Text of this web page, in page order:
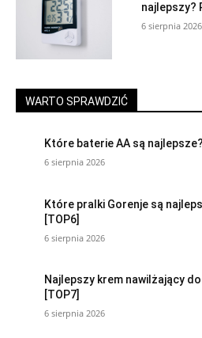
najlepszy?
6 sierpnia 2026
WARTO SPRAWDZIĆ
Które baterie AA są
6 sierpnia 2026
Które pralki Gorenje są
[TOP6]
6 sierpnia 2026
Najlepszy krem nawilżający
[TOP7]
6 sierpnia 2026